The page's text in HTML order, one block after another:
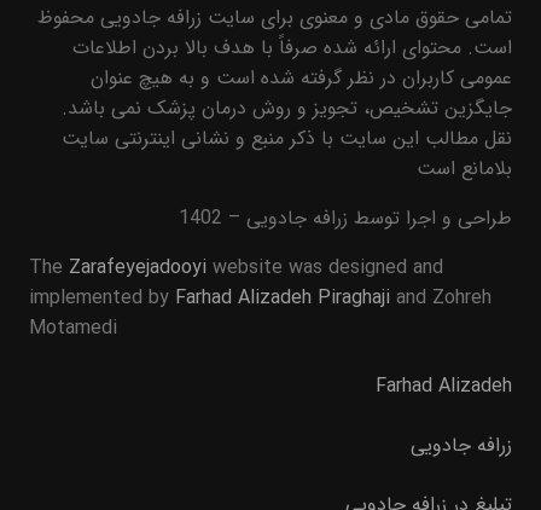
تمامی حقوق مادی و معنوی برای سایت زرافه جادویی محفوظ
است. محتوای ارائه شده صرفاً با هدف بالا بردن اطلاعات
عمومی کاربران در نظر گرفته شده است و به هیچ عنوان
جایگزین تشخیص، تجویز و روش درمان پزشک نمی باشد.
نقل مطالب این سایت با ذکر منبع و نشانی اینترنتی سایت
بلامانع است
طراحی و اجرا توسط زرافه جادویی – 1402
The Zarafeyejadooyi website was designed and
implemented by Farhad Alizadeh Piraghaji and Zohreh
Motamedi
Farhad Alizadeh
زرافه جادویی